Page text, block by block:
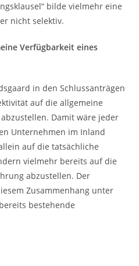
bilde vielmehr eine
nicht selektiv.
Verfügbarkeit eines
in den Schlussanträgen
auf die allgemeine
Damit wäre jeder
Unternehmen im Inland
auf die tatsächliche
vielmehr bereits auf die
abzustellen. Der
Zusammenhang unter
bestehende